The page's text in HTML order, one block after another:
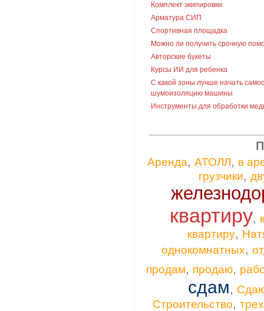
Комплект экипировки
Арматура СИП
Спортивная площадка
Можно ли получить срочную
Авторские букеты
Курсы ИИ для ребенка
С какой зоны лучше начать
шумоизоляцию машины
Инструменты для обработки
Аренда, АТОЛЛ, в
грузчики,
квартиру,
квартиру,
однокомнатных,
продам, продаю,
сдам,
Строительство,